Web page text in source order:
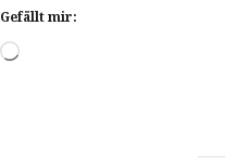
Gefällt mir:
Wird